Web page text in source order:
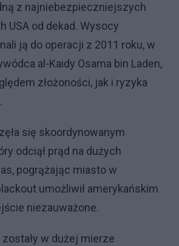
z najniebezpieczniejszych
USA od dekad. Wysocy
ją do operacji z 2011 roku, w
al-Kaidy Osama bin Laden,
złożoności, jak i ryzyka
się skoordynowanym
odciął prąd na dużych
pogrążając miasto w
umożliwił amerykańskim
niezauważone.
zostały w dużej mierze